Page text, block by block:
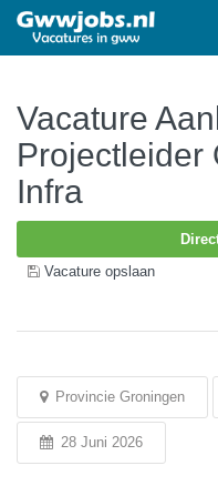
Vacature
Projectleider
Infra
Vacature opslaan
Provincie Groningen
28 Juni 2026